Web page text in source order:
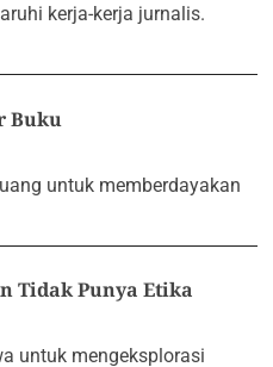
kerja-kerja jurnalis.
Buku
untuk memberdayakan
Tidak Punya Etika
untuk mengeksplorasi